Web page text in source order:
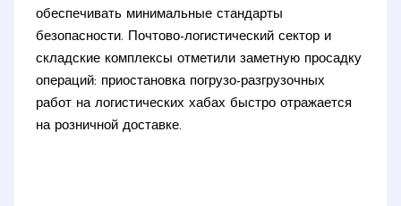
обеспечивать минимальные стандарты
безопасности. Почтово-логистический сектор и
складские комплексы отметили заметную просадку
операций: приостановка погрузо-разгрузочных
работ на логистических хабах быстро отражается
на розничной доставке.